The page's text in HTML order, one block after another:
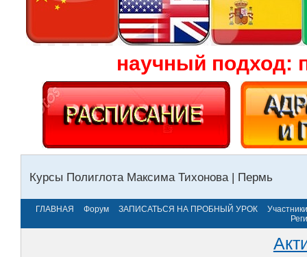
научный подход:
Курсы Полиглота Максима Тихонова | Пермь
ГЛАВНАЯ Форум ЗАПИСАТЬСЯ НА ПРОБНЫЙ УРОК
Участники